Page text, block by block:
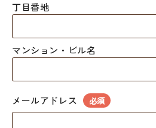
丁目番地
マンション・ビル名
メールアドレス 必須